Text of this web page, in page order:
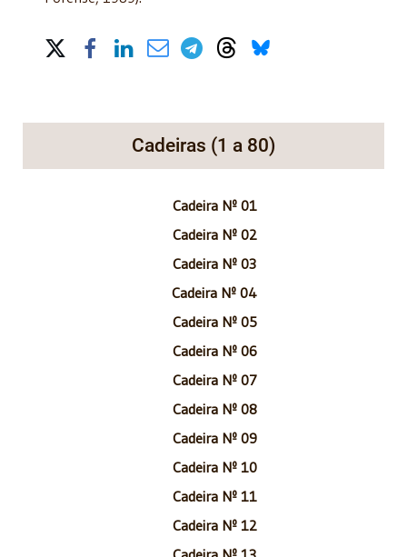
Share on Social Media
Cadeiras (1 a 80)
Cadeira Nº 01
Cadeira Nº 02
Cadeira Nº 03
Cadeira Nº 04
Cadeira Nº 05
Cadeira Nº 06
Cadeira Nº 07
Cadeira Nº 08
Cadeira Nº 09
Cadeira Nº 10
Cadeira Nº 11
Cadeira Nº 12